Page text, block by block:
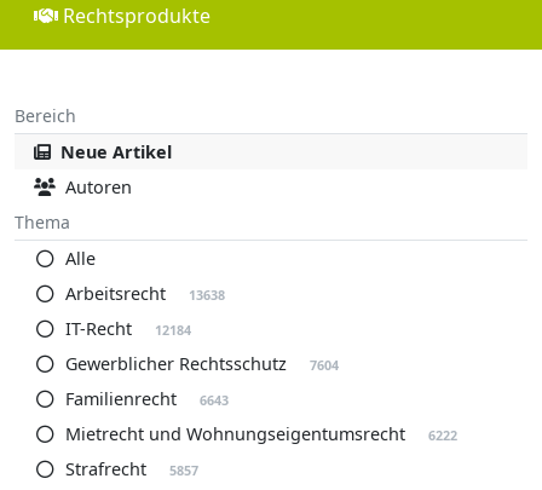
Rechtsprodukte
Bereich
Neue Artikel
Autoren
Thema
Alle
Arbeitsrecht
13638
IT-Recht 12184
Gewerblicher Rechtsschutz 7604
Familienrecht 6643
Mietrecht und Wohnungseigentumsrecht 6222
Strafrecht 5857